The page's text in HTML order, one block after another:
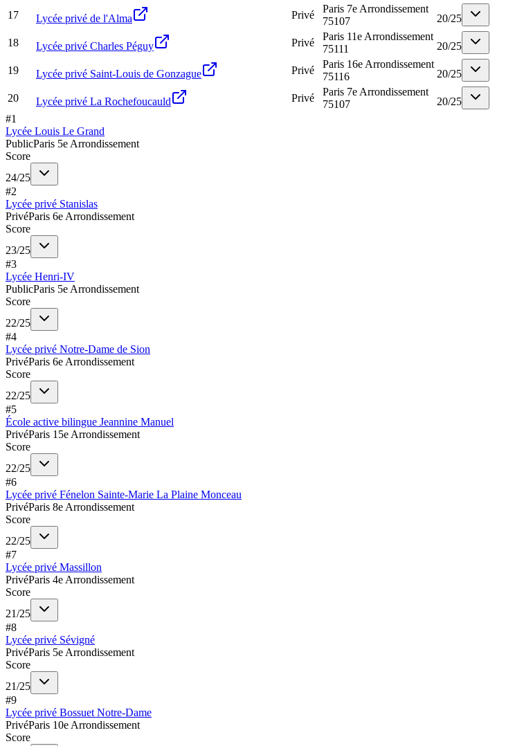
17 Lycée privé de l'Alma Privé
Paris 7e Arrondissement
75107
20/25
18 Lycée privé Charles Péguy Privé
Paris 11e Arrondissement
75111
20/25
19 Lycée privé Saint-Louis de Gonzague Privé
Paris 16e Arrondissement
75116
20/25
20 Lycée privé La Rochefoucauld Privé
Paris 7e Arrondissement
75107
20/25
#1
Lycée Louis Le Grand
PublicParis 5e Arrondissement
Score
24/25
#2
Lycée privé Stanislas
PrivéParis 6e Arrondissement
Score
23/25
#3
Lycée Henri-IV
PublicParis 5e Arrondissement
Score
22/25
#4
Lycée privé Notre-Dame de Sion
PrivéParis 6e Arrondissement
Score
22/25
#5
École active bilingue Jeannine Manuel
PrivéParis 15e Arrondissement
Score
22/25
#6
Lycée privé Fénelon Sainte-Marie La Plaine Monceau
PrivéParis 8e Arrondissement
Score
22/25
#7
Lycée privé Massillon
PrivéParis 4e Arrondissement
Score
21/25
#8
Lycée privé Sévigné
PrivéParis 5e Arrondissement
Score
21/25
#9
Lycée privé Bossuet Notre-Dame
PrivéParis 10e Arrondissement
Score